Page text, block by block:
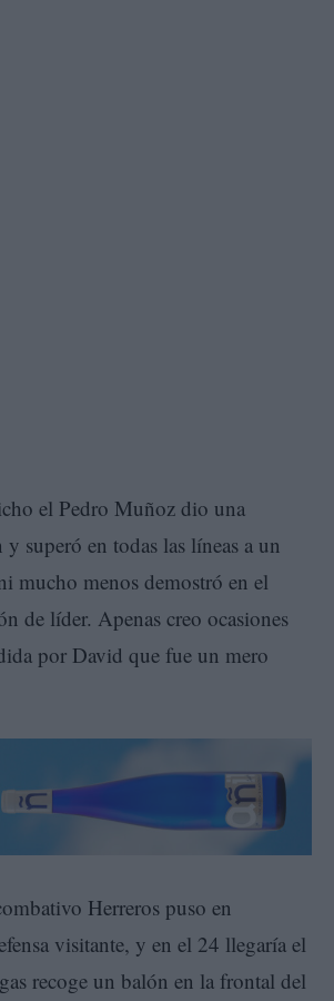
el Pedro Muñoz dio una
superó en todas las líneas a un
mucho menos demostró en el
de líder. Apenas creo ocasiones
por David que fue un mero
Herreros puso en
visitante, y en el 24 llegaría el
recoge un balón en la frontal del